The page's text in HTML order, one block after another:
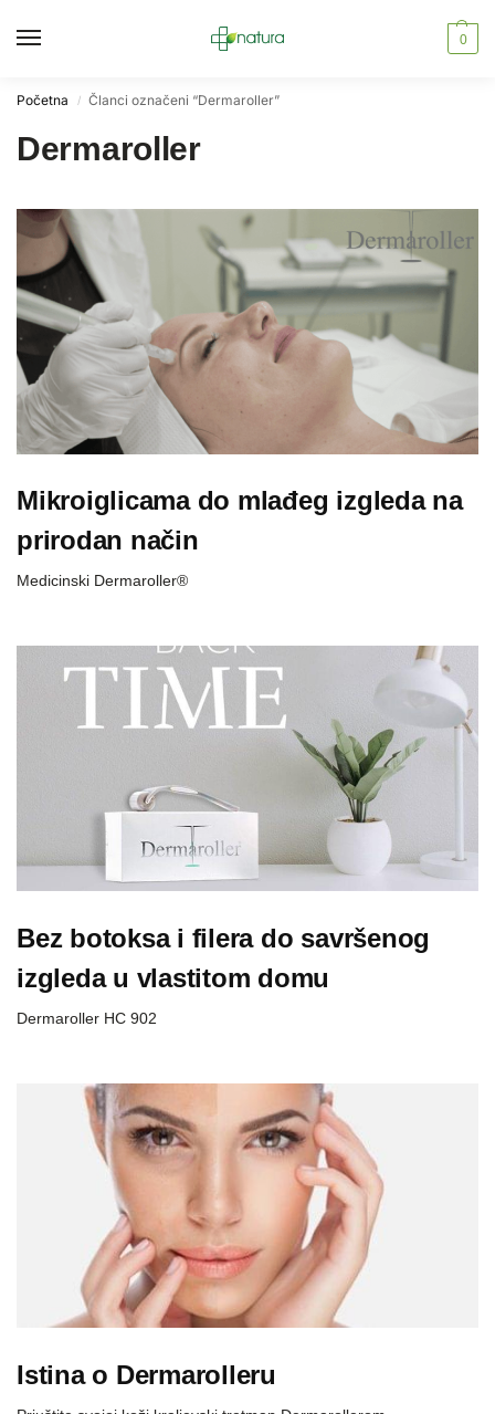
0
Početna / Članci označeni “Dermaroller”
Dermaroller
Mikroiglicama do mlađeg izgleda na
prirodan način
Medicinski Dermaroller®
Bez botoksa i filera do savršenog
izgleda u vlastitom domu
Dermaroller HC 902
Istina o Dermarolleru